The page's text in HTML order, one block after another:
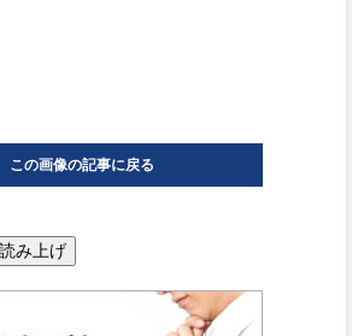
この画像の記事に戻る